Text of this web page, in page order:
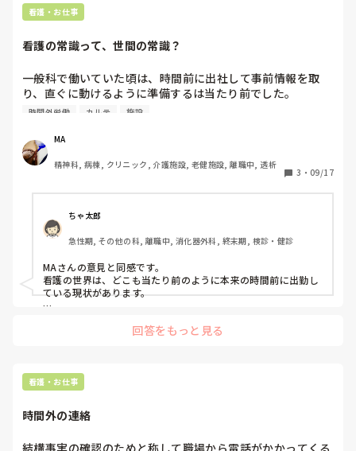
看護・お仕事
看護の常識って、世間の常識？
一般科で働いていた頃は、時間前に出社して事前情報を取
り、直ぐに動けるように準備するは当たり前でした。
しかし、一般企業で働く際にコンプライアンス研修や、仕事
契約時間外にカルテなどの個人情報にアクセスする事は正し
い事ですか？
その際に確認した事は、契約時間外で確認した事にならない
のではないか。
確認した事にするのであれば、そもそも就業時間内に行うと
事ではないのか。
責任を負わなければならない事柄に対しての認識が、それま
でがそうだったとか、そうしなければ業務がまわないのであ
れば、管理者として管理できてない事になるのではないか。
などなど。
そのことなどがあって以降、看護の常識は、そもそもが非常
時間外労働 カルテ 施設
MA
精神科, 病棟, クリニック, 介護施設, 老健施設, 離職中, 透析
3 ・ 09/17
ちゃ太郎
急性期, その他の科, 離職中, 消化器外科, 終末期, 検診・健診
MAさんの意見と同感です。
看護の世界は、どこも当たり前のように本来の時間前に出勤し
ている現状があります。
それを管理するはずの主任や
どこかの国の看護師は、契約時間ギリギリに
出勤し、みんな笑顔で働き始めると何かで知りました。
そして、看護師だけでなく他の職種でも契約時間より早く来て
価値観が労働者にある現状を体験しました。
回答をもっと見る
看護・お仕事
時間外の連絡
結構事実の確認のためと称して職場から電話がかかってくる